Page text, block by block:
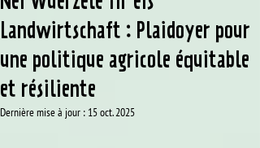
Landwirtschaft : Plaidoyer pour
une politique agricole équitable
et résiliente
Dernière mise à jour : 15 oct. 2025